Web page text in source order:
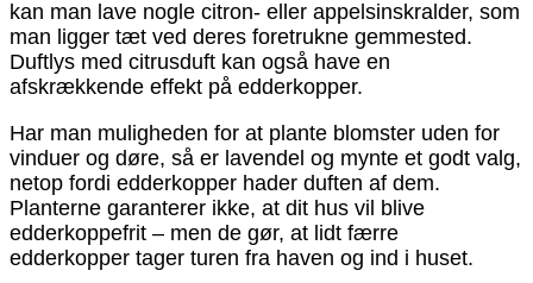
kan man lave nogle citron- eller appelsinskralder, som
man ligger tæt ved deres foretrukne gemmested.
Duftlys med citrusduft kan også have en
afskrækkende effekt på edderkopper.
Har man muligheden for at plante blomster uden for
vinduer og døre, så er lavendel og mynte et godt valg,
netop fordi edderkopper hader duften af dem.
Planterne garanterer ikke, at dit hus vil blive
edderkoppefrit – men de gør, at lidt færre
edderkopper tager turen fra haven og ind i huset.